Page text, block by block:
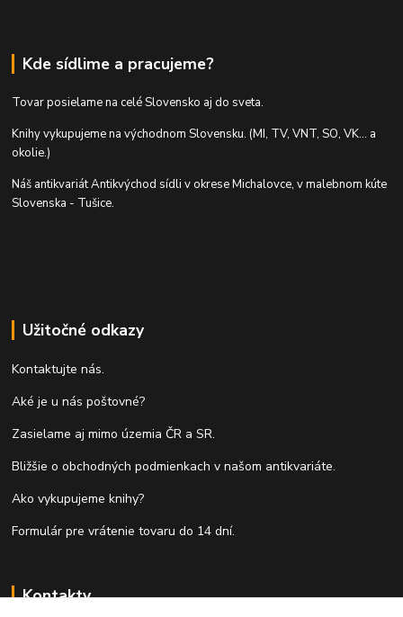
Kde sídlime a pracujeme?
Tovar posielame na celé Slovensko aj do sveta.
Knihy vykupujeme na východnom Slovensku. (MI, TV, VNT, SO, VK... a
okolie.)
Náš antikvariát Antikvýchod sídli v okrese Michalovce, v malebnom kúte
Slovenska - Tušice.
Užitočné odkazy
Kontaktujte nás.
Aké je u nás poštovné?
Zasielame aj mimo územia ČR a SR.
Bližšie o obchodných podmienkach v našom antikvariáte.
Ako vykupujeme knihy?
Formulár pre vrátenie tovaru do 14 dní.
Kontakty